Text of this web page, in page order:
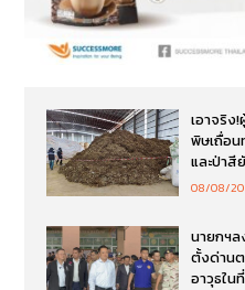
เอาจริง
พิษเถื่อ
และป่าสี
08/08/
นายกฯ
ตั้งด่าน
อาวุธใน